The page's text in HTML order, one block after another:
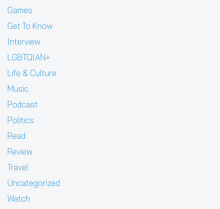
Games
Get To Know
Interview
LGBTQIAN+
Life & Culture
Music
Podcast
Politics
Read
Review
Travel
Uncategorized
Watch